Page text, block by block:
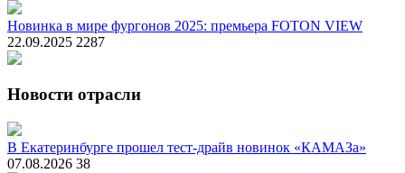
Новинка в мире фургонов 2025: премьера FOTON VIEW
22.09.2025 2287
Новости отрасли
В Екатеринбурге прошел тест-драйв новинок «КАМАЗа»
07.08.2026 38